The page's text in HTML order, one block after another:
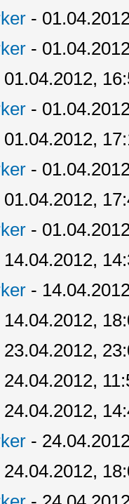
-
-
01.04.2012,
-
01.04.2012,
-
01.04.2012,
-
14.04.2012,
-
14.04.2012,
23.04.2012,
24.04.2012,
24.04.2012,
-
24.04.2012,